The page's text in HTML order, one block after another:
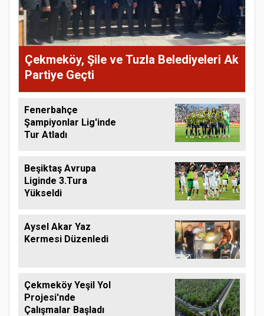
Çekmeköy, Şile ve Tuzla Belediyeleri Ak
Partiye Geçti
Fenerbahçe
Şampiyonlar Lig'inde
Tur Atladı
Beşiktaş Avrupa
Liginde 3.Tura
Yükseldi
Aysel Akar Yaz
Kermesi Düzenledi
Çekmeköy Yeşil Yol
Projesi'nde
Çalışmalar Başladı